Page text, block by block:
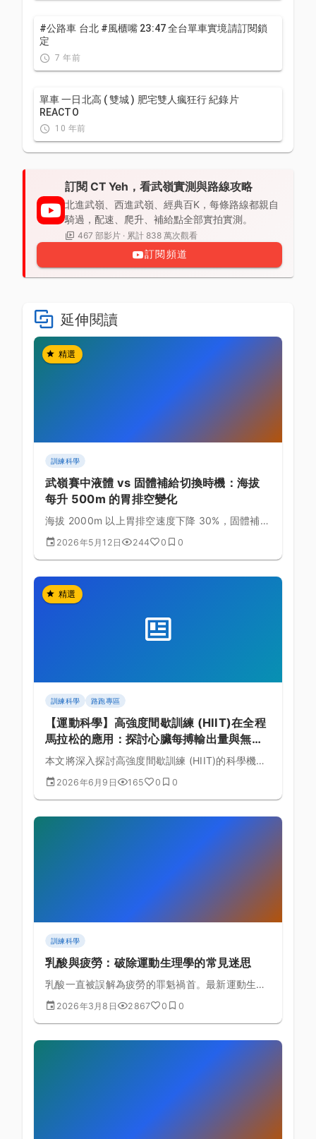
#公路車 台北 #風櫃嘴 23:47 全台單車實境請訂閱鎖
定
7 年前
單車 一日北高 ( 雙城 ) 肥宅雙人瘋狂行 紀錄片
REACTO
10 年前
訂閱 CT Yeh，看武嶺實測與路線攻略
北進武嶺、西進武嶺、經典百K，每條路線都親自
騎過，配速、爬升、補給點全部實拍實測。
467 部影片 · 累計 838 萬次觀看
訂閱頻道
延伸閱讀
精選
訓練科學
武嶺賽中液體 vs 固體補給切換時機：海拔
每升 500m 的胃排空變化
海拔 2000m 以上胃排空速度下降 30%，固體補給
易引起腹脹。掌握液體與固體的切換時機，避免後
段噁心與停車嘔吐的慘劇。
2026年5月12日 244 0 0
精選
訓練科學 路跑專區
【運動科學】高強度間歇訓練 (HIIT)在全程
馬拉松的應用：探討心臟每搏輸出量與無氧
耐力的生理實證與課表規劃的黃金法則
本文將深入探討高強度間歇訓練 (HIIT)的科學機
制，結合全程馬拉松的生理需求，詳細解析心臟每
搏輸出量與無氧耐力的理論基礎與具體訓練課表排
2026年6月9日 165 0 0
訓練科學
乳酸與疲勞：破除運動生理學的常見迷思
乳酸一直被誤解為疲勞的罪魁禍首。最新運動生理
學研究揭示了乳酸真正的角色和疲勞的真實機制。
2026年3月8日 2867 0 0